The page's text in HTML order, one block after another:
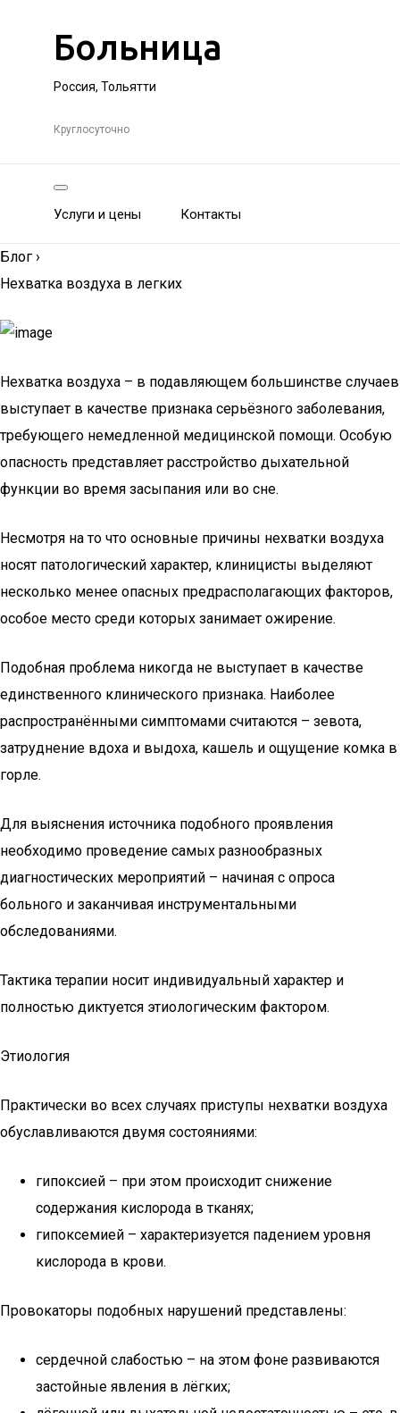
Больница
Россия, Тольятти
Круглосуточно
Услуги и цены Контакты
Блог ›
Нехватка воздуха в легких
Нехватка воздуха – в подавляющем большинстве случаев
выступает в качестве признака серьёзного заболевания,
требующего немедленной медицинской помощи. Особую
опасность представляет расстройство дыхательной
функции во время засыпания или во сне.
Несмотря на то что основные причины нехватки воздуха
носят патологический характер, клиницисты выделяют
несколько менее опасных предрасполагающих факторов,
особое место среди которых занимает ожирение.
Подобная проблема никогда не выступает в качестве
единственного клинического признака. Наиболее
распространёнными симптомами считаются – зевота,
затруднение вдоха и выдоха, кашель и ощущение комка в
горле.
Для выяснения источника подобного проявления
необходимо проведение самых разнообразных
диагностических мероприятий – начиная с опроса
больного и заканчивая инструментальными
обследованиями.
Тактика терапии носит индивидуальный характер и
полностью диктуется этиологическим фактором.
Этиология
Практически во всех случаях приступы нехватки воздуха
обуславливаются двумя состояниями:
гипоксией – при этом происходит снижение
содержания кислорода в тканях;
гипоксемией – характеризуется падением уровня
кислорода в крови.
Провокаторы подобных нарушений представлены:
сердечной слабостью – на этом фоне развиваются
застойные явления в лёгких;